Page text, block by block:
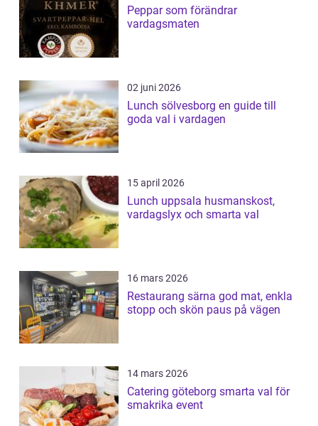
Peppar som förändrar
vardagsmaten
02 juni 2026
Lunch sölvesborg en guide till
goda val i vardagen
15 april 2026
Lunch uppsala husmanskost,
vardagslyx och smarta val
16 mars 2026
Restaurang särna god mat, enkla
stopp och skön paus på vägen
14 mars 2026
Catering göteborg smarta val för
smakrika event